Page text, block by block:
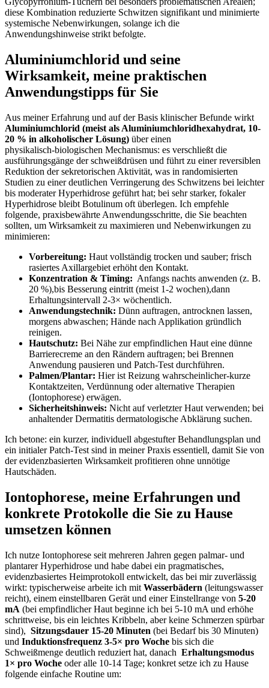
diese Kombination⁣ reduzierte Schwitzen signifikant und minimierte
systemische ⁣Nebenwirkungen, solange ich die
Anwendungshinweise ‌strikt befolgte.
Aluminiumchlorid und seine
Wirksamkeit, ⁢meine praktischen
Anwendungstipps ​für Sie
Aus⁣ meiner​ Erfahrung und auf der⁤ Basis ​klinischer Befunde wirkt ‌
Aluminiumchlorid (meist als Aluminiumchloridhexahydrat, 10-
20 % in alkoholischer ⁤Lösung) über einen
‌physikalisch‑biologischen Mechanismus: es verschließt die
ausführungsgänge der schweißdrüsen ⁣und⁣ führt zu einer reversiblen
Reduktion der sekretorischen Aktivität, was in randomisierten
Studien zu einer deutlichen Verringerung ⁣des Schwitzens bei leichter
bis moderater ⁣Hyperhidrose geführt hat; bei sehr starker,‌ fokaler
Hyperhidrose ⁣bleibt Botulinum oft ⁣überlegen. Ich empfehle
folgende,​ praxisbewährte Anwendungsschritte, ​die⁢ Sie beachten
⁤sollten, um Wirksamkeit zu ⁣maximieren ‍und Nebenwirkungen zu
⁤minimieren:
Vorbereitung: Haut vollständig trocken und‍ sauber; frisch
⁢rasiertes ⁣Axillargebiet erhöht den Kontakt.
Konzentration & Timing: ⁣ Anfangs nachts anwenden (z. B.
20 ⁣%),bis ​Besserung eintritt (meist 1-2⁣ wochen),dann
Erhaltungsintervall 2-3× ⁤wöchentlich.
Anwendungstechnik: Dünn auftragen,⁣ antrocknen lassen,
⁤morgens abwaschen; Hände nach Applikation gründlich
reinigen.
Hautschutz: Bei Nähe zur⁣ empfindlichen⁤ Haut eine⁣ dünne
Barrierecreme an den Rändern auftragen;⁣ bei Brennen
Anwendung pausieren und Patch‑Test durchführen.
Palmen/Plantar: Hier⁤ ist Reizung wahrscheinlicher-kurze
‌Kontaktzeiten, Verdünnung oder alternative Therapien
(Iontophorese) erwägen.
Sicherheitshinweis: Nicht auf ​verletzter Haut​ verwenden; bei
anhaltender Dermatitis‍ dermatologische Abklärung suchen.
Ich betone: ein ‍kurzer, individuell abgestufter Behandlungsplan und
ein⁤ initialer Patch‑Test sind in meiner⁤ Praxis essentiell, damit Sie von
der evidenzbasierten Wirksamkeit profitieren ohne unnötige
Hautschäden.
Iontophorese, ‌meine ‍Erfahrungen und ​
konkrete Protokolle die Sie zu Hause
umsetzen können
Ich nutze Iontophorese seit mehreren Jahren‌ gegen palmar- und
plantarer Hyperhidrose und habe⁤ dabei ein pragmatisches,
evidenzbasiertes Heimprotokoll entwickelt, das ‌bei mir zuverlässig
wirkt: typischerweise‌ arbeite ⁤ich mit Wasserbädern (leitungswasser
reicht), einem ⁤einstellbaren Gerät und⁤ einer ⁤Einstellrange von 5-20⁢
mA (bei empfindlicher ‌Haut beginne ⁤ich bei 5-10 mA und erhöhe
schrittweise, bis ein ⁤leichtes Kribbeln, aber keine ⁤Schmerzen spürbar
sind), ‌ Sitzungsdauer‍ 15-20 Minuten (bei Bedarf⁢ bis 30 Minuten)
und Induktionsfrequenz⁣ 3-5× pro Woche bis ‍sich die
Schweißmenge deutlich ‌reduziert hat, danach ‌ Erhaltungsmodus
1× pro Woche oder alle 10-14 ⁣Tage; ⁢konkret ‌setze⁢ ich zu Hause
folgende einfache Routine um: